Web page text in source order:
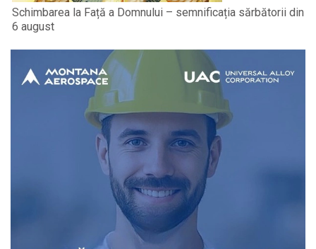
Schimbarea la Față a Domnului – semnificația sărbătorii din
6 august